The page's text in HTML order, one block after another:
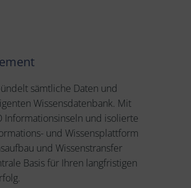
sämtliche Daten und
Wissensdatenbank. Mit
Informationsinseln und isolierte
und Wissensplattform
und Wissenstransfer
Basis für Ihren langfristigen